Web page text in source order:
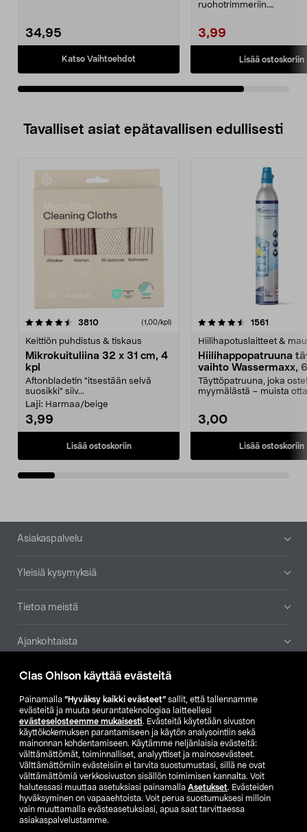
Clas Ohlson käyttää evästeitä
Painamalla ”Hyväksy kaikki evästeet” sallit, että tallennamme
evästeitä ja muuta seurantateknologiaa laitteellesi
evästeselosteemme mukaisesti. Evästeitä käytetään sivuston
käyttökokemuksen parantamiseen ja käytön analysointiin sekä
mainonnan kohdentamiseen. Käytämme neljänlaisia evästeitä:
välttämättömät, toiminnalliset, analyyttiset ja mainosevästeet.
Välttämättömiin evästeisiin ei tarvita suostumustasi, sillä ne ovat
välttämättömiä verkkosivuston sisällön toimimisen kannalta. Voit
halutessasi muuttaa asetuksiasi painamalla Asetukset. Evästeiden
hyväksyminen on vapaaehtoista. Voit perua suostumuksesi milloin
vain muuttamalla evästeasetuksiasi, apua saat tarvittaessa
asiakaspalvelustamme.
teleskooppivarrella.
• Säädettävä leikkuupää ja
puoliautomaattinen siimansyöttö.
leikkauksen kasvien ympäriltä.
• Hanki lisäksi ulkokäyttöön
34,95
Katso Vaihtoehdot
ruohotrimmeriin.
3,99
Lisää ostoskoriin
Tavalliset asiat epätavallisen edullisesti
3810arvostelut (1,00/kpl)
Keittiön puhdistus & tiskaus
Mikrokuituliina 32 x 31 cm, 4
kpl
Aftonbladetin "itsestään selvä
suosikki" siiv...
Laji: Harmaa/beige
3,99
Lisää ostoskoriin
4.5viidestä
1561
Hiilihapotuslaitteet &
Hiilihappopatruuna
vaihto Wassermaxx,
Täyttöpatruuna, joka
myymälästä – muista
3,00
Lisää ostoskoriin
4.5viidestä
Alatunniste
Asiakaspalvelu
Yleisiä kysymyksiä
Tietoa meistä
Ajankohtaista
Muut yrityksemme
Etsi myymälä
SE NO FI
FI SV